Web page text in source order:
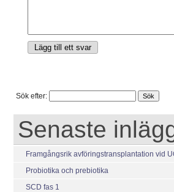
Sök efter:
Senaste
Framgångsrik avföringstransplantation vid
Probiotika och prebiotika
SCD fas 1